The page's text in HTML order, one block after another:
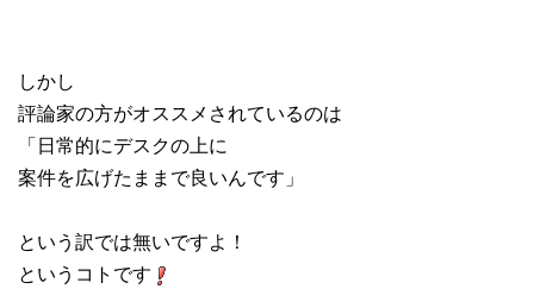
しかし
評論家の方がオススメされているのは
「日常的にデスクの上に
案件を広げたままで良いんです」
という訳では無いですよ！
というコトです